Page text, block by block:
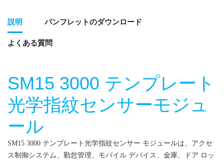
説明 パンフレットのダウンロード
よくある質問
SM15 3000 テンプレート
光学指紋センサーモジュ
ール
SM15 3000 テンプレート光学指紋センサー モジュールは、アクセ
ス制御システム、勤怠管理、モバイル デバイス、金庫、ドア ロッ